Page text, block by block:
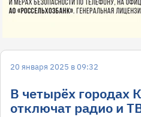
20 января 2025 в 09:32
В четырёх городах
отключат радио и